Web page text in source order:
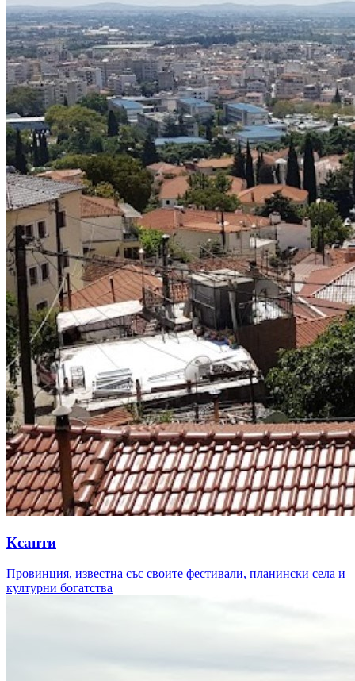
Ксанти
Провинция, известна със своите фестивали, планински села и
културни богатства